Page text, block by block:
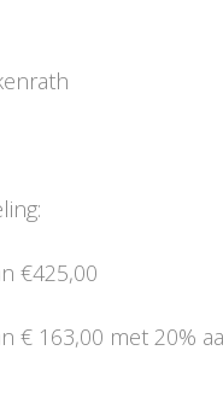
€425,00
€ 163,00 met 20%